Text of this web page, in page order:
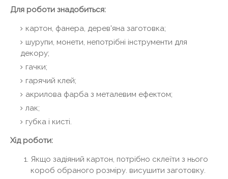
Для роботи знадобиться:
картон, фанера, дерев'яна заготовка;
шурупи, монети, непотрібні інструменти для
декору;
гачки;
гарячий клей;
акрилова фарба з металевим ефектом;
лак;
губка і кисті.
Хід роботи:
Якщо задіяний картон, потрібно склеїти з нього
короб обраного розміру. висушити заготовку.